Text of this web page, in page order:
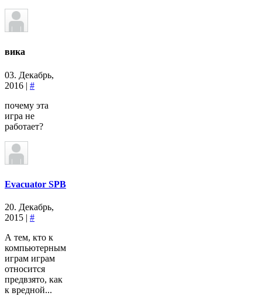
вика
03. Декабрь,
2016 | #
почему эта
игра не
работает?
Evacuator SPB
20. Декабрь,
2015 | #
А тем, кто к
компьютерным
играм играм
относится
предвзято, как
к вредной...